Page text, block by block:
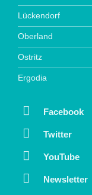
Lückendorf
Oberland
Ostritz
Ergodia
Facebook
Twitter
YouTube
Newsletter